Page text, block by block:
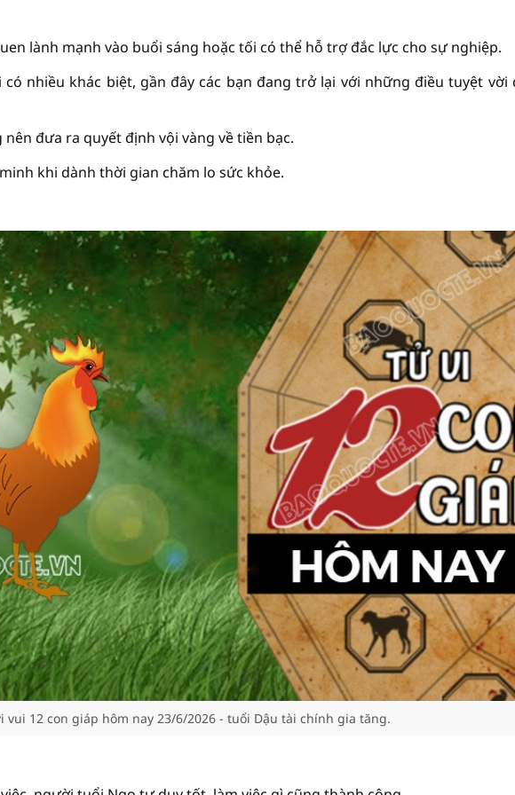
lành mạnh vào buổi sáng hoặc tối có thể hỗ trợ đắc lực cho sự nghiệp.
có nhiều khác biệt, gần đây các bạn đang trở lại với những điều tuyệt vời
nên đưa ra quyết định vội vàng về tiền bạc.
khi dành thời gian chăm lo sức khỏe.
vui 12 con giáp hôm nay 23/6/2026 - tuổi Dậu tài chính gia tăng.